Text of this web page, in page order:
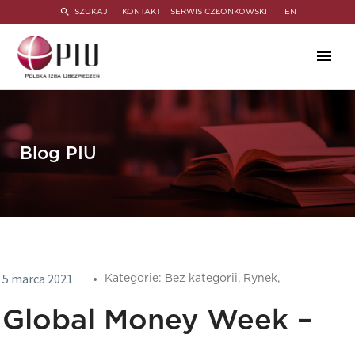
SZUKAJ KONTAKT SERWIS CZŁONKOWSKI EN
Blog PIU
5 marca 2021 Kategorie: Bez kategorii, Rynek,
Global Money Week –